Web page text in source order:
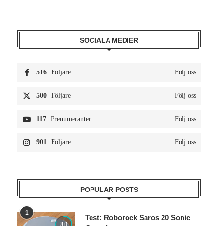
SOCIALA MEDIER
516 Följare Följ oss
500 Följare Följ oss
117 Prenumeranter Följ oss
901 Följare Följ oss
POPULAR POSTS
1
8.0
Test: Roborock Saros 20 Sonic